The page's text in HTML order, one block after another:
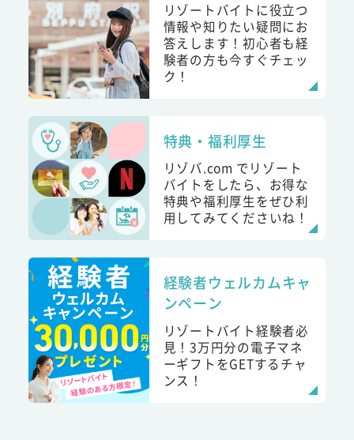
リゾートバイトに役立つ
情報や知りたい疑問にお
答えします！初心者も経
験者の方も今すぐチェッ
ク！
特典・福利厚生
リゾバ.com でリゾート
バイトをしたら、お得な
特典や福利厚生をぜひ利
用してみてくださいね！
経験者ウェルカムキャ
ンペーン
リゾートバイト経験者必
見！3万円分の電子マネ
ーギフトをGETするチャ
ンス！